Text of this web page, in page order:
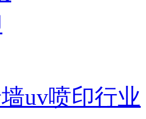
uv喷印行业